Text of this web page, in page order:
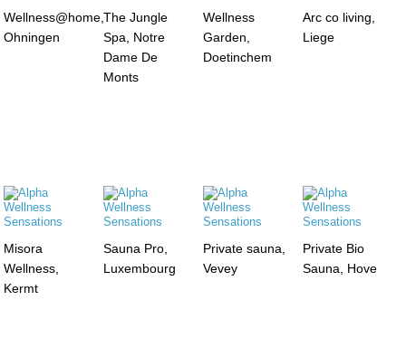
Wellness@home,
Ohningen
The Jungle
Spa, Notre
Dame De
Monts
Wellness
Garden,
Doetinchem
Arc co living,
Liege
Misora
Wellness,
Kermt
Sauna Pro,
Luxembourg
Private sauna,
Vevey
Private Bio
Sauna, Hove